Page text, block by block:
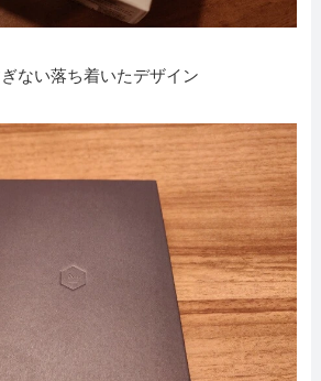
ない落ち着いたデザイン